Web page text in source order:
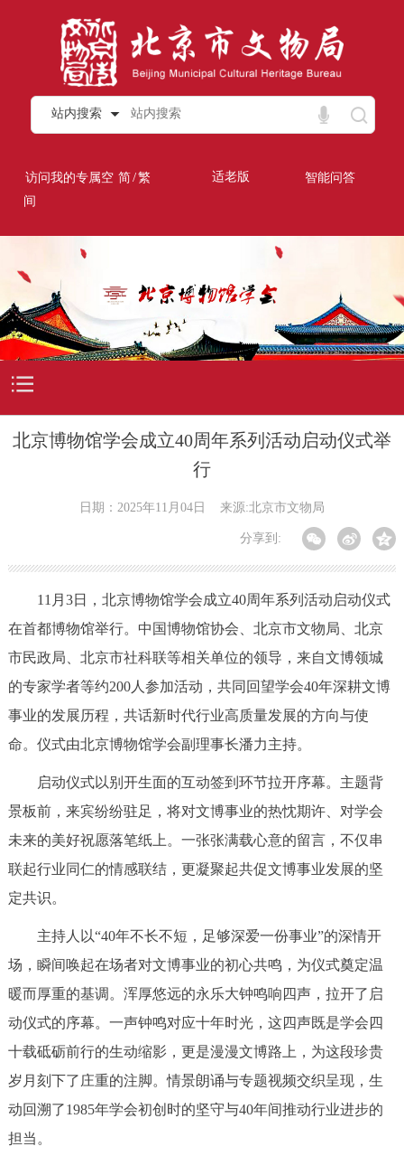
站内搜索
访问我的专属空
间
简/繁 适老版 智能问答
北京博物馆学会成立40周年系列活动启动仪式举
行
日期：2025年11月04日 来源:北京市文物局
分享到:
11月3日，北京博物馆学会成立40周年系列活动启动仪式
在首都博物馆举行。中国博物馆协会、北京市文物局、北京
市民政局、北京市社科联等相关单位的领导，来自文博领城
的专家学者等约200人参加活动，共同回望学会40年深耕文博
事业的发展历程，共话新时代行业高质量发展的方向与使
命。仪式由北京博物馆学会副理事长潘力主持。
启动仪式以别开生面的互动签到环节拉开序幕。主题背
景板前，来宾纷纷驻足，将对文博事业的热忱期许、对学会
未来的美好祝愿落笔纸上。一张张满载心意的留言，不仅串
联起行业同仁的情感联结，更凝聚起共促文博事业发展的坚
定共识。
主持人以“40年不长不短，足够深爱一份事业”的深情开
场，瞬间唤起在场者对文博事业的初心共鸣，为仪式奠定温
暖而厚重的基调。浑厚悠远的永乐大钟鸣响四声，拉开了启
动仪式的序幕。一声钟鸣对应十年时光，这四声既是学会四
十载砥砺前行的生动缩影，更是漫漫文博路上，为这段珍贵
岁月刻下了庄重的注脚。情景朗诵与专题视频交织呈现，生
动回溯了1985年学会初创时的坚守与40年间推动行业进步的
担当。